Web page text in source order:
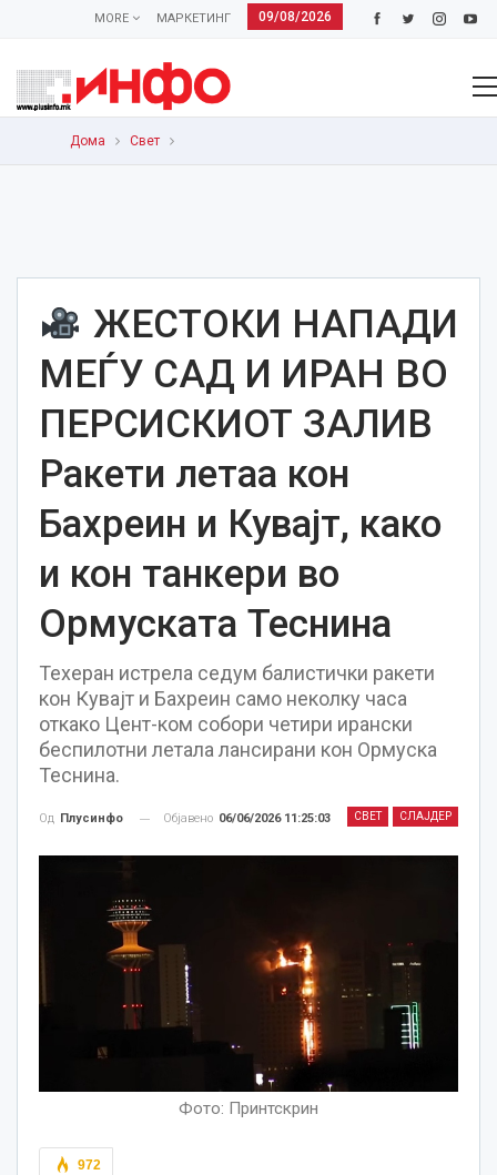
09/08/2026
МАРКЕТИНГ
MORE
Дома Свет
ЖЕСТОКИ НАПАДИ
МЕЃУ САД И ИРАН ВО
ПЕРСИСКИОТ ЗАЛИВ
Ракети летаа кон
Бахреин и Кувајт, како
и кон танкери во
Ормуската Теснина
Техеран истрела седум балистички ракети
кон Кувајт и Бахреин само неколку часа
откако Цент-ком собори четири ирански
беспилотни летала лансирани кон Ормуска
Теснина.
СВЕТ СЛАЈДЕР
Од Плусинфо Објавено 06/06/2026 11:25:03
Фото: Принтскрин
972